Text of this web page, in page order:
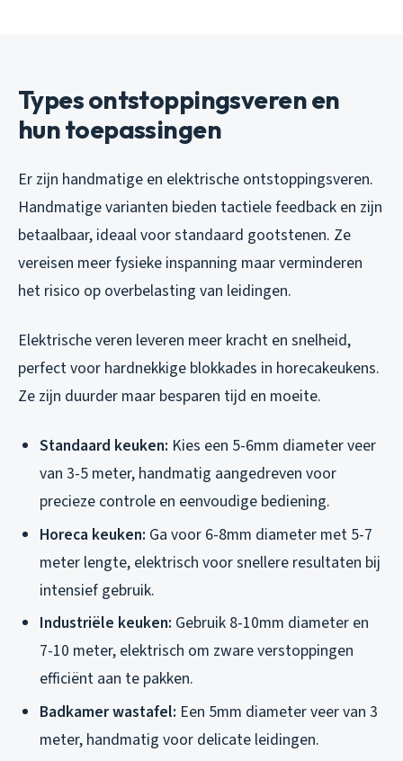
Types ontstoppingsveren en
hun toepassingen
Er zijn handmatige en elektrische ontstoppingsveren.
Handmatige varianten bieden tactiele feedback en zijn
betaalbaar, ideaal voor standaard gootstenen. Ze
vereisen meer fysieke inspanning maar verminderen
het risico op overbelasting van leidingen.
Elektrische veren leveren meer kracht en snelheid,
perfect voor hardnekkige blokkades in horecakeukens.
Ze zijn duurder maar besparen tijd en moeite.
Standaard keuken: Kies een 5-6mm diameter veer
van 3-5 meter, handmatig aangedreven voor
precieze controle en eenvoudige bediening.
Horeca keuken: Ga voor 6-8mm diameter met 5-7
meter lengte, elektrisch voor snellere resultaten bij
intensief gebruik.
Industriële keuken: Gebruik 8-10mm diameter en
7-10 meter, elektrisch om zware verstoppingen
efficiënt aan te pakken.
Badkamer wastafel: Een 5mm diameter veer van 3
meter, handmatig voor delicate leidingen.